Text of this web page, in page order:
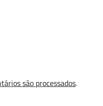
são processados.